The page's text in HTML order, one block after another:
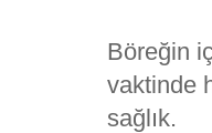
Böreğin
vaktinde
sağlık.